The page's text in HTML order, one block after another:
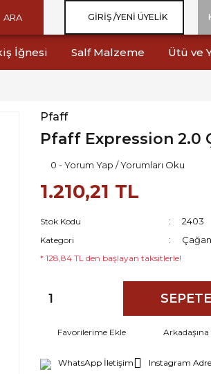
ARA GIRIŞ /YENI ÜYELIK
İğnesi Salf Malzeme Ütü ve
Pfaff
Pfaff Expression 2.0
0 - Yorum Yap / Yorumları Oku
1.210,21 TL
Stok Kodu 2403
Kategori
* 128,84 TL den başlayan taksitlerle!
WhatsApp İletişim Instagram